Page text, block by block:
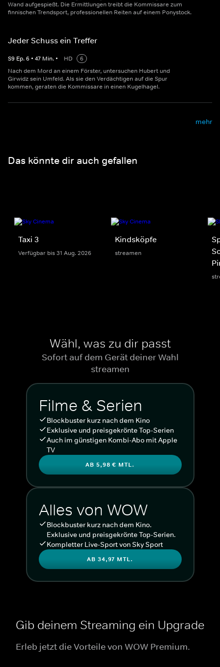
Wand aufgespießt. Die Ermittlungen treibt die Kommissare zum
finnischen Trendsport, professionellen Reiten auf einem Ponystock.
Jeder Schuss ein Treffer
S9 Ep.6 • 47 Min. • HD
6
Nach dem Mord an einem Förster, untersuchen Hubert und
Girwidz sein Umfeld. Als sie den Verdächtigen auf die Spur
kommen, geraten die Kommissare in einen Kugelhagel.
mehr
Das könnte dir auch gefallen
Taxi 3
Verfügbar bis 31 Aug. 2026
Kindsköpfe
streamen
Wähl, was zu dir passt
Sofort auf dem Gerät deiner Wahl
streamen
Filme & Serien
Blockbuster kurz nach dem Kino
Exklusive und preisgekrönte Top-Serien
Auch im günstigen Kombi-Abo mit Apple
TV
AB 5,98 € MTL.
Alles von WOW
Blockbuster kurz nach dem Kino.
Exklusive und preisgekrönte Top-Serien.
Kompletter Live-Sport von Sky Sport
AB 34,97 MTL.
Gib deinem Streaming ein Upgrade
Erleb jetzt die Vorteile von WOW Premium.